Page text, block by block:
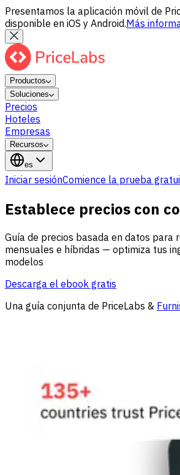
Presentamos la aplicación móvil de
disponible en iOS y Android.Más
Productos
Soluciones
Precios
Hoteles
Empresas
Recursos
es
Iniciar sesiónComience la prueba
Establece precios con
Guía de precios basada en datos para
mensuales e híbridas — optimiza tus
modelos
Descarga el ebook gratis
Una guía conjunta de PriceLabs &